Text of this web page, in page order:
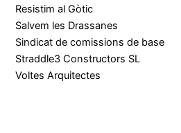
Resistim al Gòtic
Salvem les Drassanes
Sindicat de comissions de base
Straddle3 Constructors SL
Voltes Arquitectes